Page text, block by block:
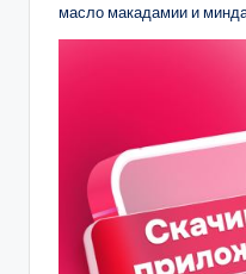
масло макадамии и